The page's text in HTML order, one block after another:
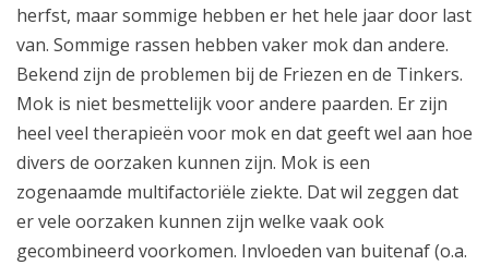
herfst, maar sommige hebben er het hele jaar door last
van. Sommige rassen hebben vaker mok dan andere.
Bekend zijn de problemen bij de Friezen en de Tinkers.
Mok is niet besmettelijk voor andere paarden. Er zijn
heel veel therapieën voor mok en dat geeft wel aan hoe
divers de oorzaken kunnen zijn. Mok is een
zogenaamde multifactoriële ziekte. Dat wil zeggen dat
er vele oorzaken kunnen zijn welke vaak ook
gecombineerd voorkomen. Invloeden van buitenaf (o.a.